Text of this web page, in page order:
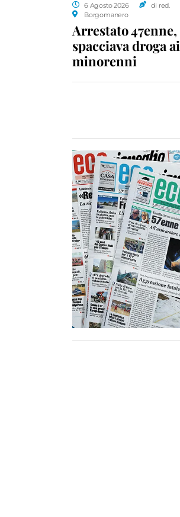
6 Agosto 2026
di red.
Borgomanero
Arrestato 47enne,
spacciava droga ai
minorenni